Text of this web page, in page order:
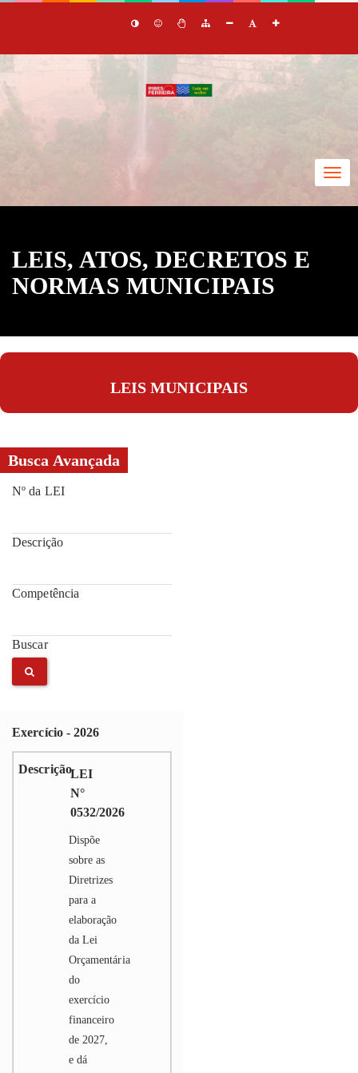
LEIS, ATOS, DECRETOS E
NORMAS MUNICIPAIS
LEIS MUNICIPAIS
Busca Avançada
Nº da LEI
Descrição
Competência
Buscar
Exercício - 2026
LEI
N°
0532/2026
Dispõe
sobre as
Diretrizes
para a
elaboração
da Lei
Orçamentária
do
exercício
financeiro
de 2027,
e dá